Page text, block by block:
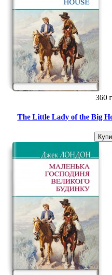
360
The Little Lady of the Big